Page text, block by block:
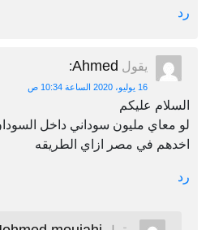
رد
يقول Ahmed
:
16 يوليو، 2020 الساعة 10:34 ص
السلام عليكم
لو معاي مليون سوداني داخل
اخدهم في مصر ازاي الطريقه
رد